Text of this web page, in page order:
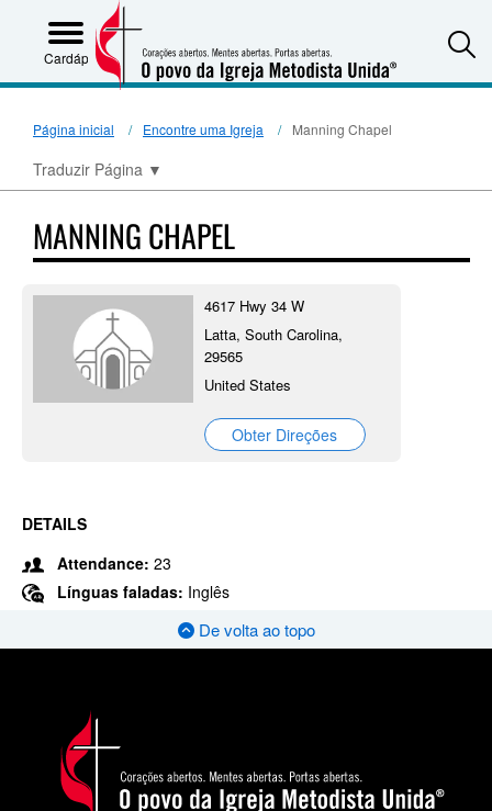
Cardápio
Página inicial Encontre uma Igreja Manning Chapel
Traduzir Página ▼
MANNING CHAPEL
4617 Hwy 34 W
Latta, South Carolina,
29565
United States
Obter Direções
DETAILS
Attendance: 23
Línguas faladas: Inglês
De volta ao topo